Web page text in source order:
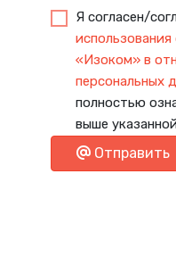
Я согласен/
использования
«Изоком» в
персональных
полностью
выше
Отправить